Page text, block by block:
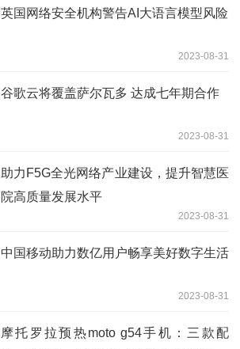
英国网络安全机构警告AI大语言模型风险
2023-08-31
谷歌云将覆盖萨尔瓦多 达成七年期合作
2023-08-31
助力F5G全光网络产业建设，提升智慧医
院高质量发展水平
2023-08-31
中国移动助力数亿用户畅享美好数字生活
2023-08-31
摩托罗拉预热moto g54手机：三款配